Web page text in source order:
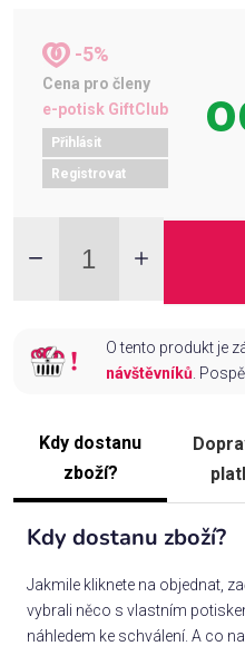
-5%
Cena pro členy
e-potisk GiftClub
Přihlásit
Registrovat
O tento produkt je
návštěvníků.
Kdy dostanu
zboží?
Kdy dostanu zboží?
Jakmile kliknete na objednat,
vybrali něco s vlastním
náhledem ke schválení. A co